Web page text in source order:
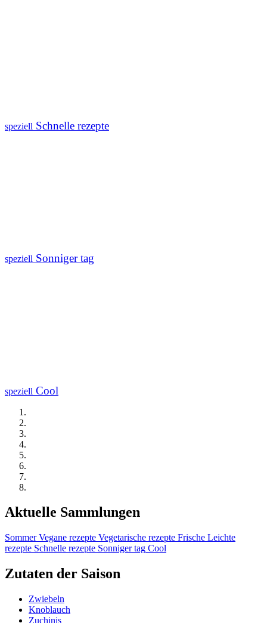
speziell Schnelle rezepte
speziell Sonniger tag
speziell Cool
Aktuelle Sammlungen
Sommer Vegane rezepte Vegetarische rezepte Frische Leichte
rezepte Schnelle rezepte Sonniger tag Cool
Zutaten der Saison
Zwiebeln
Knoblauch
Zuchinis